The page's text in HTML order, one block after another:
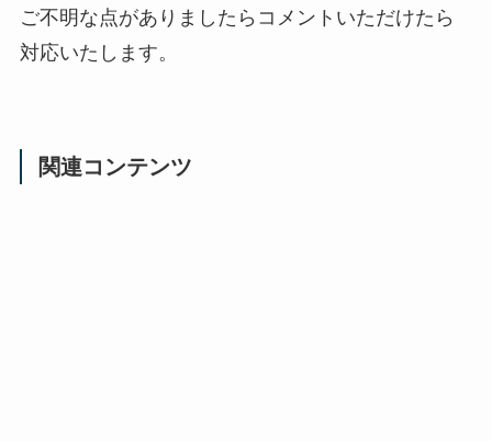
ご不明な点がありましたらコメントいただけたら
対応いたします。
関連コンテンツ